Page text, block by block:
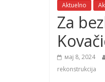
Aktuelno
Za
мај 8, 2024
rekonstrukcija